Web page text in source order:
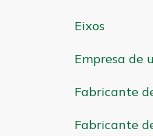
Eixos
Empresa de
Fabricante
Fabricante